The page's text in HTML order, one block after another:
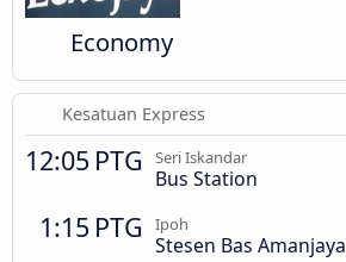
Economy
Kesatuan Express
12:05 PTG Seri Iskandar
Bus Station
1:15 PTG Ipoh
Stesen Bas Amanjaya